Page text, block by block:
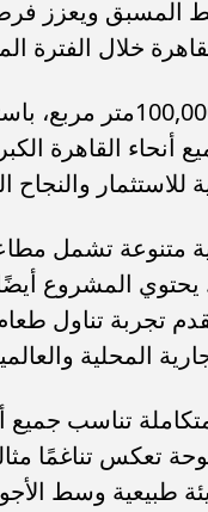
خلال الفترة
يقام المشروع على
أنحاء القاهرة
للاستثمار
تجربة تناول
المحلية
تناسب جميع
تعكس تناغمًا
طبيعية وسط
ضمن قائمة ”فوربس
في...